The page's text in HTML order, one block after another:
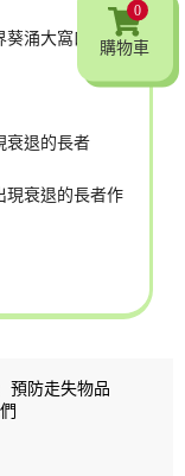
涌大窩口邨富
退的長者
現衰退的長者作
0
購物車
預防走失物品